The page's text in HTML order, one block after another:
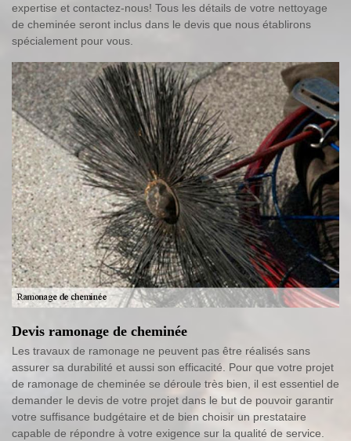
expertise et contactez-nous! Tous les détails de votre nettoyage
de cheminée seront inclus dans le devis que nous établirons
spécialement pour vous.
Devis ramonage de cheminée
Les travaux de ramonage ne peuvent pas être réalisés sans
assurer sa durabilité et aussi son efficacité. Pour que votre projet
de ramonage de cheminée se déroule très bien, il est essentiel de
demander le devis de votre projet dans le but de pouvoir garantir
votre suffisance budgétaire et de bien choisir un prestataire
capable de répondre à votre exigence sur la qualité de service.